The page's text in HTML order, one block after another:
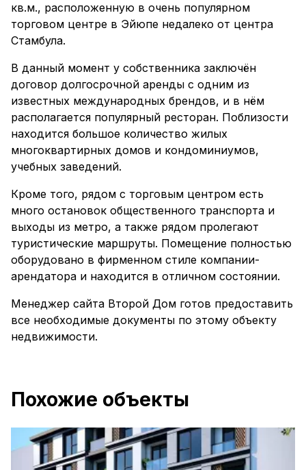
кв.м., расположенную в очень популярном
торговом центре в Эйюпе недалеко от центра
Стамбула.
В данный момент у собственника заключён
договор долгосрочной аренды с одним из
известных международных брендов, и в нём
располагается популярный ресторан. Поблизости
находится большое количество жилых
многоквартирных домов и кондоминиумов,
учебных заведений.
Кроме того, рядом с торговым центром есть
много остановок общественного транспорта и
выходы из метро, а также рядом пролегают
туристические маршруты. Помещение полностью
оборудовано в фирменном стиле компании-
арендатора и находится в отличном состоянии.
Менеджер сайта Второй Дом готов предоставить
все необходимые документы по этому объекту
недвижимости.
Похожие объекты